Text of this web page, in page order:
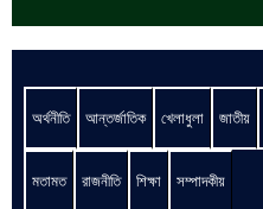
অর্থনীতি আন্তর্জাতিক খেলাধুলা জাতীয়
মতামত রাজনীতি শিক্ষা সম্পাদকীয়